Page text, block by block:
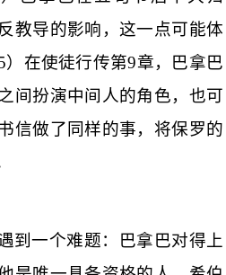
教导的影响，这一点可能体
）在使徒行传第9章，巴拿巴
间扮演中间人的角色，也可
信做了同样的事，将保罗的
到一个难题：巴拿巴对得上